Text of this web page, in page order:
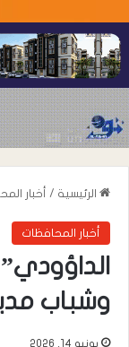
الرئيسية / أخبار
أخبار المحافظات
وشباب
يونيو 14, 2026